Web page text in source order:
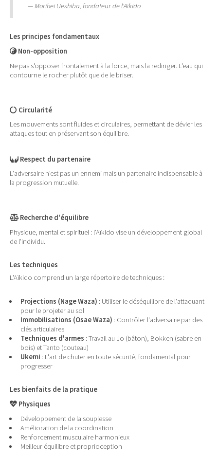
— Morihei Ueshiba, fondateur de l'Aïkido
Les principes fondamentaux
Non-opposition
Ne pas s'opposer frontalement à la force, mais la rediriger. L'eau qui
contourne le rocher plutôt que de le briser.
Circularité
Les mouvements sont fluides et circulaires, permettant de dévier les
attaques tout en préservant son équilibre.
Respect du partenaire
L'adversaire n'est pas un ennemi mais un partenaire indispensable à
la progression mutuelle.
Recherche d'équilibre
Physique, mental et spirituel : l'Aïkido vise un développement global
de l'individu.
Les techniques
L'Aïkido comprend un large répertoire de techniques :
Projections (Nage Waza) : Utiliser le déséquilibre de l'attaquant
pour le projeter au sol
Immobilisations (Osae Waza) : Contrôler l'adversaire par des
clés articulaires
Techniques d'armes : Travail au Jo (bâton), Bokken (sabre en
bois) et Tanto (couteau)
Ukemi : L'art de chuter en toute sécurité, fondamental pour
progresser
Les bienfaits de la pratique
Physiques
Développement de la souplesse
Amélioration de la coordination
Renforcement musculaire harmonieux
Meilleur équilibre et proprioception